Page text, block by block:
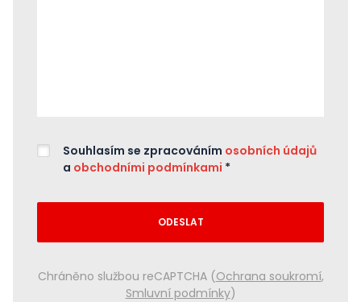
Souhlasím se zpracováním osobních údajů
a obchodními podmínkami *
ODESLAT
Chráněno službou reCAPTCHA (Ochrana soukromí,
Smluvní podmínky)